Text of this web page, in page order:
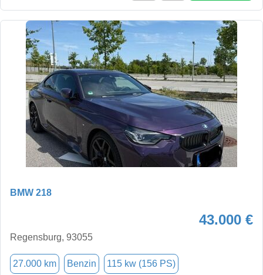
BMW 218
43.000 €
Regensburg, 93055
27.000 km Benzin 115 kw (156 PS)